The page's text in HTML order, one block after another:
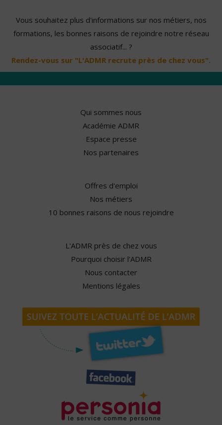
Vous souhaitez plus d'informations sur nos métiers, nos
formations, les bonnes raisons de rejoindre notre réseau
associatif... ?
Rendez-vous sur "L'ADMR recrute près de chez vous".
Qui sommes nous
Académie ADMR
Espace presse
Nos partenaires
Offres d'emploi
Nos métiers
10 bonnes raisons de nous rejoindre
L'ADMR près de chez vous
Pourquoi choisir l'ADMR
Nous contacter
Mentions légales